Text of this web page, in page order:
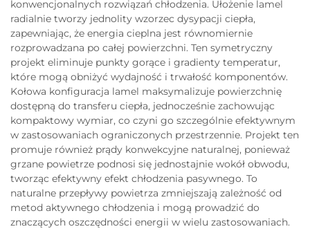
konwencjonalnych rozwiązań chłodzenia. Ułożenie lamel
radialnie tworzy jednolity wzorzec dysypacji ciepła,
zapewniając, że energia cieplna jest równomiernie
rozprowadzana po całej powierzchni. Ten symetryczny
projekt eliminuje punkty gorące i gradienty temperatur,
które mogą obniżyć wydajność i trwałość komponentów.
Kołowa konfiguracja lamel maksymalizuje powierzchnię
dostępną do transferu ciepła, jednocześnie zachowując
kompaktowy wymiar, co czyni go szczególnie efektywnym
w zastosowaniach ograniczonych przestrzennie. Projekt ten
promuje również prądy konwekcyjne naturalnej, ponieważ
grzane powietrze podnosi się jednostajnie wokół obwodu,
tworząc efektywny efekt chłodzenia pasywnego. To
naturalne przepływy powietrza zmniejszają zależność od
metod aktywnego chłodzenia i mogą prowadzić do
znaczących oszczędności energii w wielu zastosowaniach.